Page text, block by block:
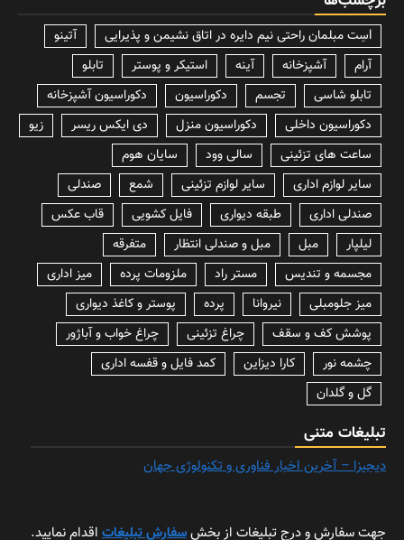
lسِت مبلمان راحتی نیم دایره در اتاق نشیمن و پذیرایی
آتینو
آرام
آشپزخانه آینه استیکر و پوستر
تابلو
تابلو شاسی
تجسم دکوراسیون
دکوراسیون آشپزخانه
دکوراسیون داخلی
دکوراسیون منزل دی ایکس ریسر
زیو
ساعت های تزئینی
سالی وود
سایان هوم
سایر لوازم اداری
سایر لوازم تزئینی شمع
صندلی
صندلی اداری
طبقه دیواری فایل کشویی
قاب عکس
لیلپار
مبل مبل و صندلی انتظار
متفرقه
مجسمه و تندیس
مستر راد ملزومات پرده
میز اداری
میز جلومبلی
نیروانا پرده
پوستر و کاغذ دیواری
پوشش کف و سقف
چراغ تزئینی
چراغ خواب و آباژور
چشمه نور
کارا دیزاین
کمد فایل و قفسه اداری
گل و گلدان
تبلیغات متنی
دیجیزا – آخرین اخبار فناوری و تکنولوژی جهان
جهت سفارش و درج تبلیغات از بخشسفارش تبلیغات اقدام نمایید.